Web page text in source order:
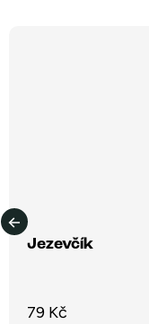
Jezevčík
79 Kč